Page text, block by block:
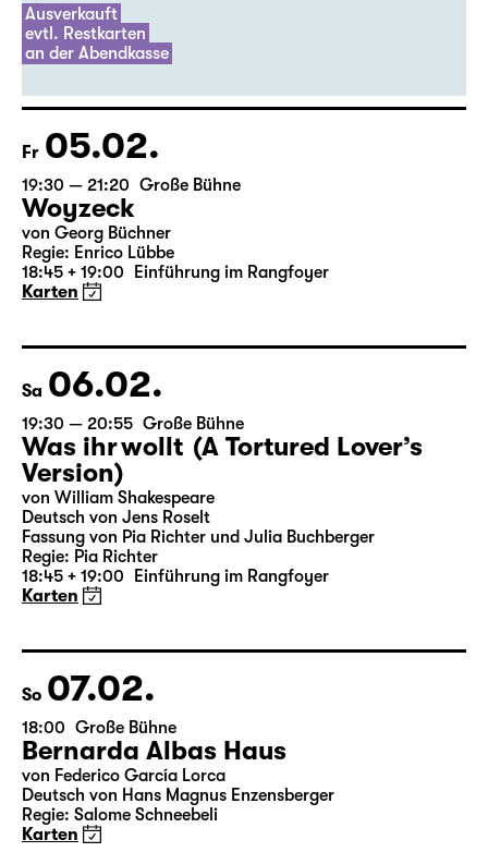
Ausverkauft
evtl. Restkarten
an der Abendkasse
Fr 05.02.
19:30 — 21:20 Große Bühne
Woyzeck
von Georg Büchner
Regie: Enrico Lübbe
18:45 + 19:00
Einführung im Rangfoyer
Karten
Sa 06.02.
19:30 — 20:55 Große Bühne
Was ihr wollt (A Tortured Lover’s
Version)
von William Shakespeare
Deutsch von Jens Roselt
Fassung von Pia Richter und Julia Buchberger
Regie: Pia Richter
18:45 + 19:00
Einführung im Rangfoyer
Karten
So 07.02.
18:00 Große Bühne
Bernarda Albas Haus
von Federico García Lorca
Deutsch von Hans Magnus Enzensberger
Regie: Salome Schneebeli
Karten